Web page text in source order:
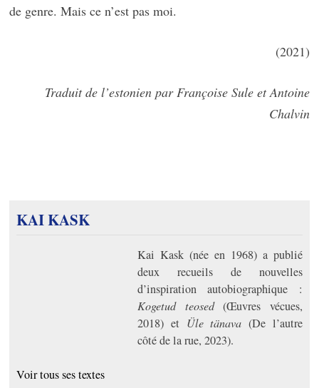
de genre. Mais ce n’est pas moi.
(2021)
Traduit de l’estonien par Françoise Sule et Antoine
Chalvin
KAI KASK
Kai Kask (née en 1968) a publié
deux recueils de nouvelles
d’inspiration autobiographique :
Kogetud teosed(Œuvres vécues,
2018) et Üle tänava (De l’autre
côté de la rue, 2023).
Voir tous ses textes